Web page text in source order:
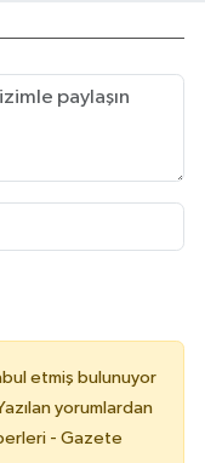
etmiş bulunuyor
yorumlardan
- Gazete